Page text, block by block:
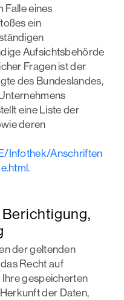
Falle eines
ein
Aufsichtsbehörde
Fragen ist der
des Bundeslandes,
eine Liste der
deren
Infothek/Anschriften
der geltenden
Recht auf
gespeicherten
der Daten,